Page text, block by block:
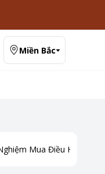
Miền Bắc
Mua Điều Hoà